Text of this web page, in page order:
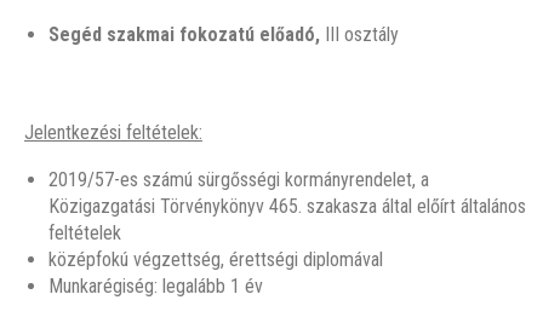
Segéd szakmai fokozatú előadó, III osztály
Jelentkezési feltételek:
2019/57-es számú sürgősségi kormányrendelet, a
Közigazgatási Törvénykönyv 465. szakasza által előírt általános
feltételek
középfokú végzettség, érettségi diplomával
Munkarégiség: legalább 1 év